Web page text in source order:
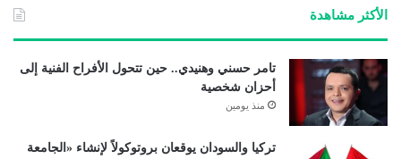
الأكثر مشاهدة
تامر حسني وهنيدي.. حين تتحول الأفراح الفنية إلى
أحزان شخصية
منذ يومين
تركيا والسودان يوقعان بروتوكولاً لإنشاء «الجامعة